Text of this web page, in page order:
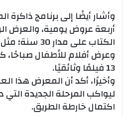
وأشار أيضًا إلى برنامج
أربعة عروض يومية، والعرض
الكتاب على
وعرض أفلام للأطفال صباحًا،
13 فيلمًا وثائقيًا.
وأخيرًا، أكد أن المعرض هذا
ليواكب المرحلة الجديدة
اكتمال خارطة الطريق.